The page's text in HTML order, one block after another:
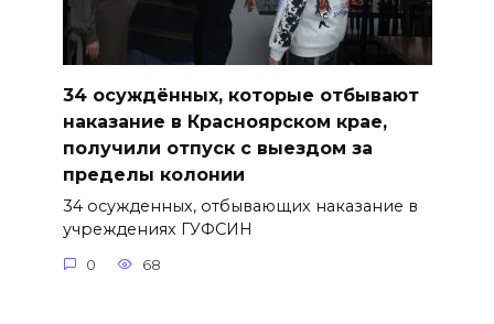
34 осуждённых, которые отбывают
наказание в Красноярском крае,
получили отпуск с выездом за
пределы колонии
34 осужденных, отбывающих наказание в
учреждениях ГУФСИН
0 68